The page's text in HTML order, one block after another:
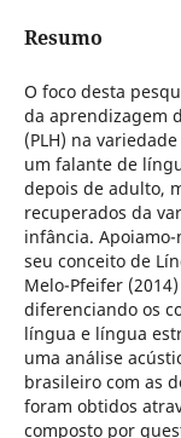
Resumo
O foco desta
da aprendizagem
(PLH) na
um falante de
depois de adulto,
recuperados da
infância.
seu conceito de
Melo-Pfeifer
diferenciando os
língua e língua
uma análise
brasileiro com as
foram obtidos
composto por